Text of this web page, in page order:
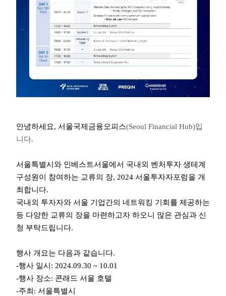
안녕하세요, 서울국제금융오피스(Seoul Financial Hub)입
니다.
서울특별시와 인베스트서울에서 국내외 벤처투자 생테계
구성원이 참여하는 교류의 장, 2024 서울투자자포럼을 개
최합니다.
국내외 투자자와 서울 기업간의 네트워킹 기회를 제공하는
등 다양한 교류의 장을 마련하고자 하오니 많은 관심과 신
청 부탁드립니다.
행사 개요는 다음과 같습니다.
-행사 일시 : 2024.09.30 ~ 10.01
-행사 장소: 콘래드 서울 호텔
-주최 : 서울특별시